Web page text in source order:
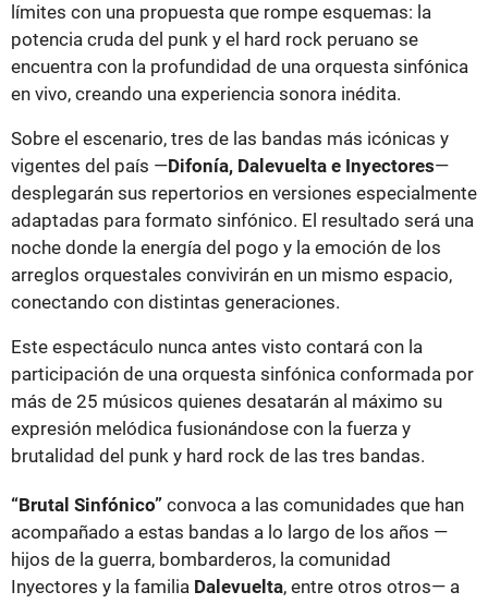
límites con una propuesta que rompe esquemas: la
potencia cruda del punk y el hard rock peruano se
encuentra con la profundidad de una orquesta sinfónica
en vivo, creando una experiencia sonora inédita.
Sobre el escenario, tres de las bandas más icónicas y
vigentes del país —Difonía, Dalevuelta e Inyectores—
desplegarán sus repertorios en versiones especialmente
adaptadas para formato sinfónico. El resultado será una
noche donde la energía del pogo y la emoción de los
arreglos orquestales convivirán en un mismo espacio,
conectando con distintas generaciones.
Este espectáculo nunca antes visto contará con la
participación de una orquesta sinfónica conformada por
más de 25 músicos quienes desatarán al máximo su
expresión melódica fusionándose con la fuerza y
brutalidad del punk y hard rock de las tres bandas.
“Brutal Sinfónico” convoca a las comunidades que han
acompañado a estas bandas a lo largo de los años —
hijos de la guerra, bombarderos, la comunidad
Inyectores y la familia Dalevuelta, entre otros otros— a